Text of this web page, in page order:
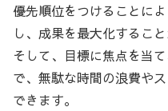
優先順位をつけることに
し、成果を最大化すること
そして、目標に焦点を当
で、無駄な時間の浪費や
できます。